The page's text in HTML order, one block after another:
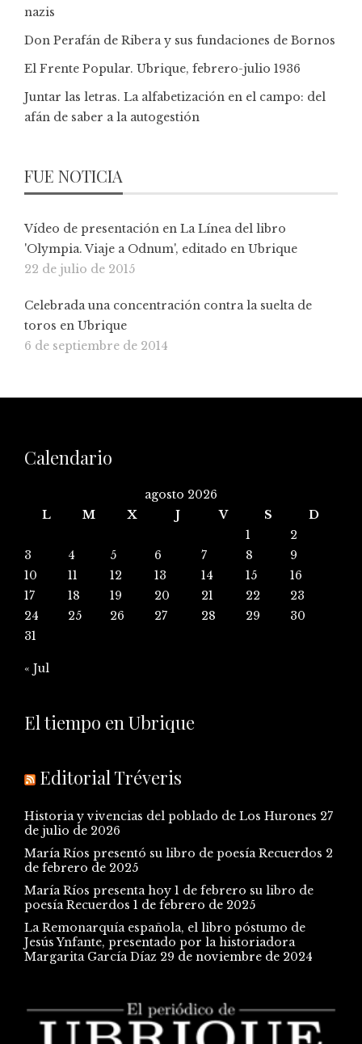
nazis
Don Perafán de Ribera y sus fundaciones de Bornos
El Frente Popular. Ubrique, febrero-julio 1936
Juntar las letras. La alfabetización en el campo: del
afán de saber a la autogestión
FUE NOTICIA
Vídeo de presentación en La Línea del libro
'Olympia. Viaje a Odnum', editado en Ubrique
22 de julio de 2015
Celebrada una concentración contra la suelta de
toros en Ubrique
6 de septiembre de 2014
Calendario
agosto 2026
L
M X J V S
D
1
2
3
4 5 6 7 8
9
10
11 12 13 14 15
16
17
18 19 20 21 22
23
24
25 26 27 28 29
30
31
« Jul
El tiempo en Ubrique
Editorial Tréveris
Historia y vivencias del poblado de Los Hurones 27
de julio de 2026
María Ríos presentó su libro de poesía Recuerdos 2
de febrero de 2025
María Ríos presenta hoy 1 de febrero su libro de
poesía Recuerdos 1 de febrero de 2025
La Remonarquía española, el libro póstumo de
Jesús Ynfante, presentado por la historiadora
Margarita García Díaz 29 de noviembre de 2024